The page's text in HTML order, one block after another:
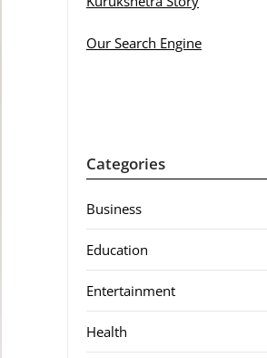
Our Search Engine
Categories
Business
Education
Entertainment
Health